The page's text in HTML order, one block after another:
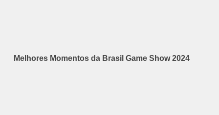
Melhores Momentos da Brasil Game Show 2024